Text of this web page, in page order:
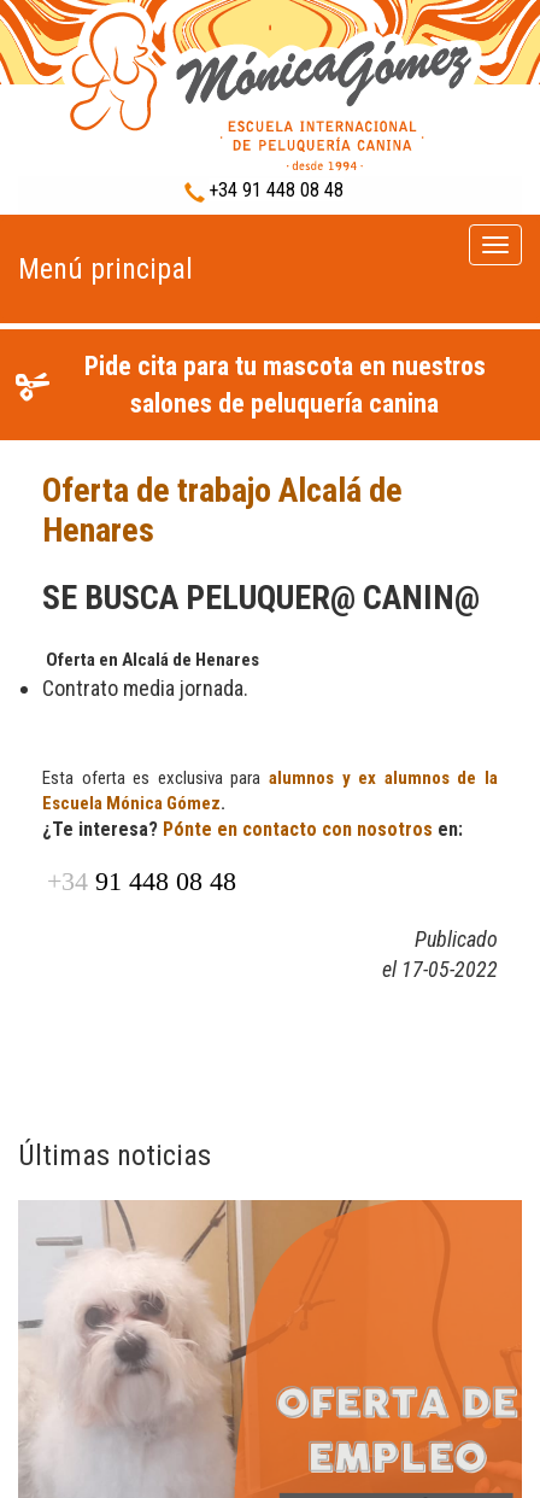
+34 91 448 08 48
Menú
Menú principal
Pide cita para tu mascota en nuestros
salones de peluquería canina
Oferta de trabajo Alcalá de
Henares
SE BUSCA PELUQUER@ CANIN@
Oferta en Alcalá de Henares
Contrato media jornada.
Esta oferta es exclusiva para alumnos y ex alumnos de la
Escuela Mónica Gómez.
¿Te interesa? Pónte en contacto con nosotros en:
+34 91 448 08 48
Publicado
el 17-05-2022
Últimas noticias